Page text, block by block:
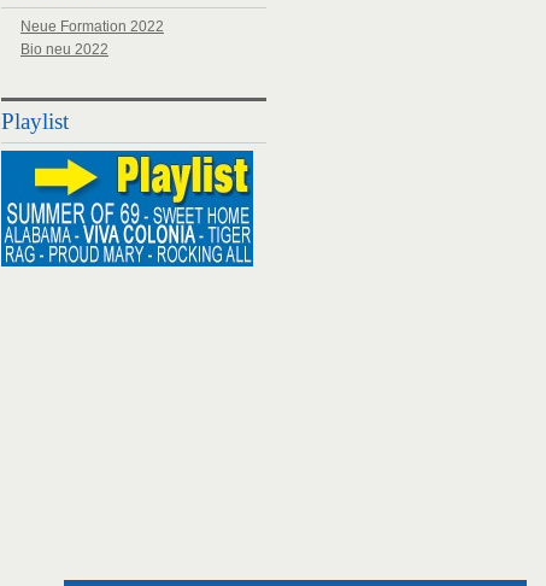
Neue Formation 2022
Bio neu 2022
Playlist